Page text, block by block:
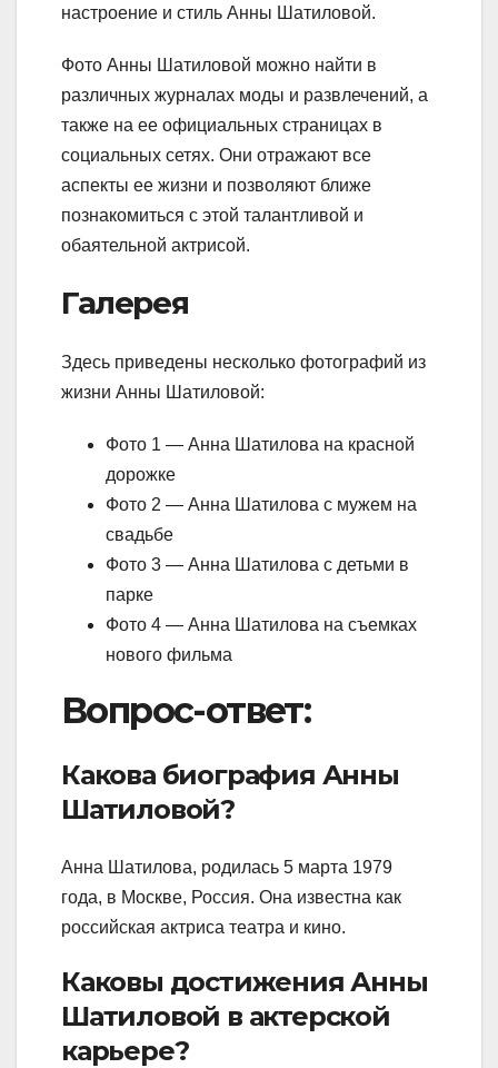
настроение и стиль Анны Шатиловой.
Фото Анны Шатиловой можно найти в
различных журналах моды и развлечений, а
также на ее официальных страницах в
социальных сетях. Они отражают все
аспекты ее жизни и позволяют ближе
познакомиться с этой талантливой и
обаятельной актрисой.
Галерея
Здесь приведены несколько фотографий из
жизни Анны Шатиловой:
Фото 1 — Анна Шатилова на красной
дорожке
Фото 2 — Анна Шатилова с мужем на
свадьбе
Фото 3 — Анна Шатилова с детьми в
парке
Фото 4 — Анна Шатилова на съемках
нового фильма
Вопрос-ответ:
Какова биография Анны
Шатиловой?
Анна Шатилова, родилась 5 марта 1979
года, в Москве, Россия. Она известна как
российская актриса театра и кино.
Каковы достижения Анны
Шатиловой в актерской
карьере?